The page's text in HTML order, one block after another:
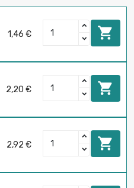
1,46 € 
2,20 € 
2,92 € 